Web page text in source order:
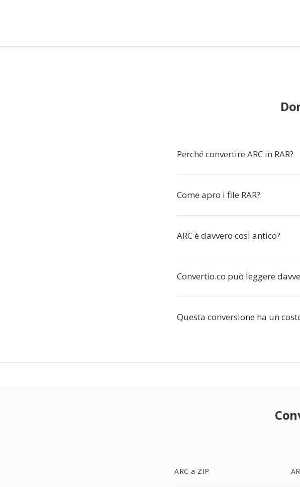
Perché convertire ARC in RAR?
Come apro i file RAR?
ARC è davvero così antico?
Convertio.co può leggere
Questa conversione ha un
ARC a ZIP